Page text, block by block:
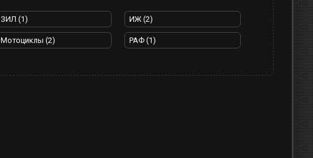
ЗИЛ (1) ИЖ (2)
Мотоциклы (2) РАФ (1)